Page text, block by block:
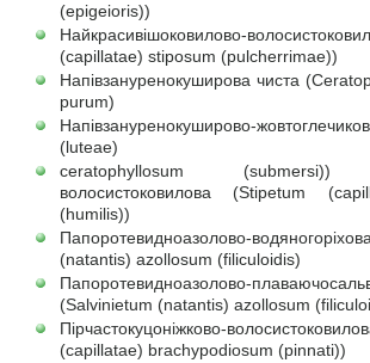
(epigeioris))
Найкрасивішоковилово-
(capillatae) stiposum (pulcherrimae))
Напівзануренокуширова чиста
purum)
Напівзануренокуширово-
(luteae)
ceratophyllosum (submersi))
волосистоковилова (Stipetum
(humilis))
Папоротевидноазолово-
(natantis) azollosum (filiculoidis)
Папоротевидноазолово-
(Salvinietum (natantis) azollosum
Пірчастокуцоніжково-
(capillatae) brachypodiosum (pinnati))